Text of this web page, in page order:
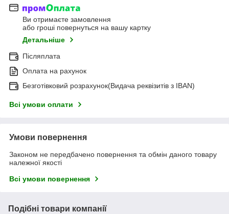
Ви отримаєте замовлення
або гроші повернуться на вашу картку
Детальніше
Післяплата
Оплата на рахунок
Безготівковий розрахунок(Видача реквізитів з IBAN)
Всі умови оплати
Умови повернення
Законом не передбачено повернення та обмін даного товару
належної якості
Всі умови повернення
Подібні товари компанії